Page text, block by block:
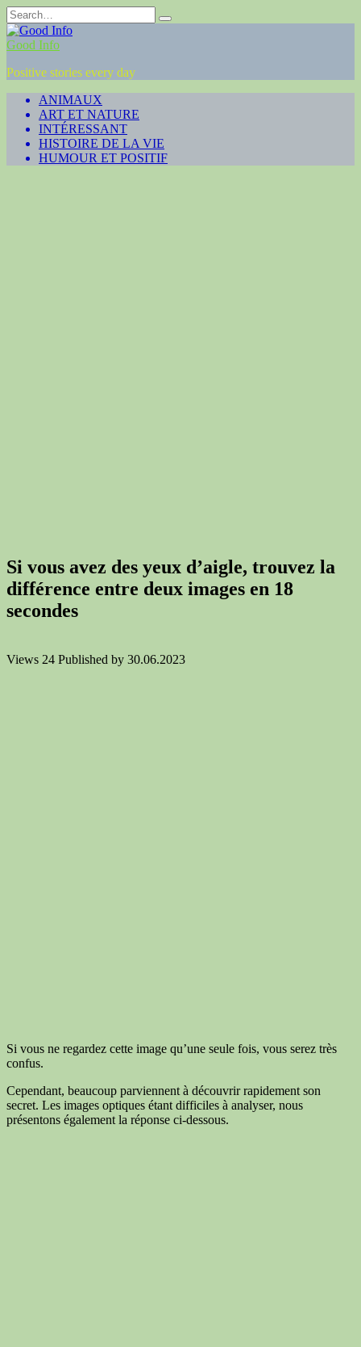
Skip
to
content
Search
for:
Good Info
Positive stories every day
ANIMAUX
ART ET NATURE
INTÉRESSANT
HISTOIRE DE LA VIE
HUMOUR ET POSITIF
Si vous avez des yeux d’aigle, trouvez la
différence entre deux images en 18
secondes
Views 24 Published by 30.06.2023
Si vous ne regardez cette image qu’une seule fois, vous serez très
confus.
Cependant, beaucoup parviennent à découvrir rapidement son
secret. Les images optiques étant difficiles à analyser, nous
présentons également la réponse ci-dessous.